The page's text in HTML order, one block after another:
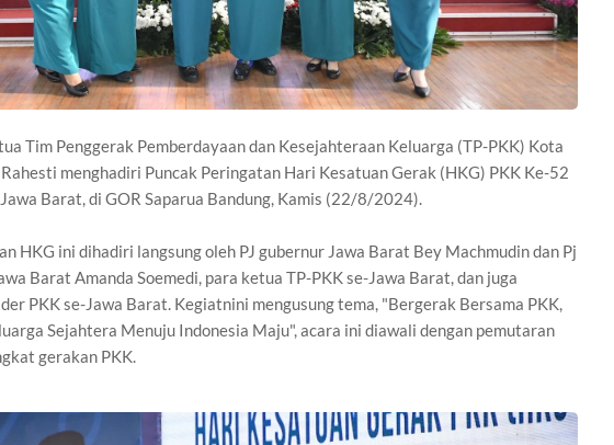
Tim Penggerak Pemberdayaan dan Kesejahteraan Keluarga (TP-PKK) Kota
menghadiri Puncak Peringatan Hari Kesatuan Gerak (HKG) PKK Ke-52
Barat, di GOR Saparua Bandung, Kamis (22/8/2024).
HKG ini dihadiri langsung oleh PJ gubernur Jawa Barat Bey Machmudin dan Pj
Barat Amanda Soemedi, para ketua TP-PKK se-Jawa Barat, dan juga
PKK se-Jawa Barat. Kegiatnini mengusung tema, "Bergerak Bersama PKK,
Sejahtera Menuju Indonesia Maju", acara ini diawali dengan pemutaran
gerakan PKK.